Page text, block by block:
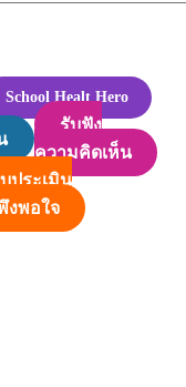
School Healt Hero
รับฟัง
ความคิดเห็น
ประเมิน
งพอใจ